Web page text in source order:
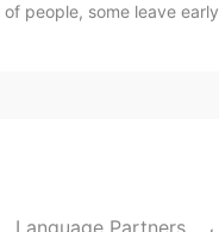
people, some leave early,
Language Partners